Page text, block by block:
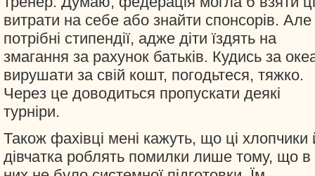
витрати на себе або знайти спонсорів. Але
потрібні стипендії, адже діти їздять на
змагання за рахунок батьків. Кудись за
вирушати за свій кошт, погодьтеся, тяжко.
Через це доводиться пропускати деякі
турніри.
Також фахівці мені кажуть, що ці хлопчики
дівчатка роблять помилки лише тому, що в